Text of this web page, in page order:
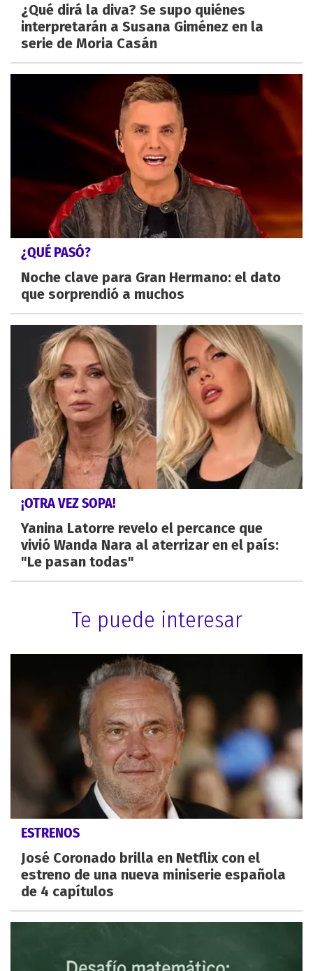
¿Qué dirá la diva? Se supo quiénes
interpretarán a Susana Giménez en la
serie de Moria Casán
¿QUÉ PASÓ?
Noche clave para Gran Hermano: el dato
que sorprendió a muchos
¡OTRA VEZ SOPA!
Yanina Latorre revelo el percance que
vivió Wanda Nara al aterrizar en el país:
"Le pasan todas"
Te puede interesar
ESTRENOS
José Coronado brilla en Netflix con el
estreno de una nueva miniserie española
de 4 capítulos